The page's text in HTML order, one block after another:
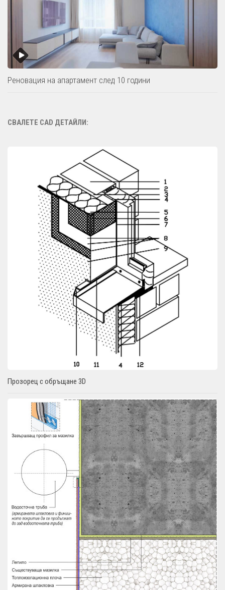
Реновация на апартамент след 10 години
СВАЛЕТЕ CAD ДЕТАЙЛИ:
Прозорец с обръщане 3D